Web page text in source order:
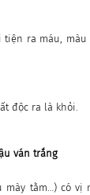
ra máu,
độc ra là khỏi.
ván trắng
tằm…) có